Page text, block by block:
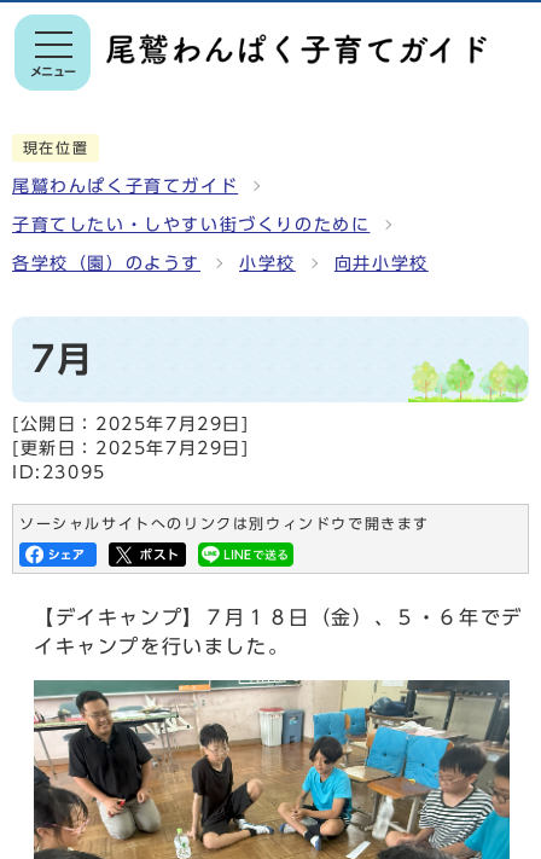
メニュー
現在位置
尾鷲わんぱく子育てガイド
子育てしたい・しやすい街づくりのために
各学校（園）のようす 小学校 向井小学校
7月
[公開日： 2025年7月29日 ]
[更新日： 2025年7月29日 ]
ID:23095
ソーシャルサイトへのリンクは別ウィンドウで開きます
【デイキャンプ】７月１８日（金）、５・６年でデ
イキャンプを行いました。